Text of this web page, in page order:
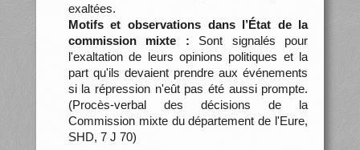
exaltées.
Motifs et observations dans l’État de la
commission mixte : Sont signalés pour
l'exaltation de leurs opinions politiques et la
part qu'ils devaient prendre aux événements
si la répression n'eût pas été aussi prompte.
(Procès-verbal des décisions de la
Commission mixte du département de l'Eure,
SHD, 7 J 70)